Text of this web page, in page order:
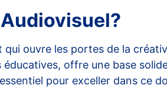
ouvre les portes de la
offre une base
pour exceller dans ce